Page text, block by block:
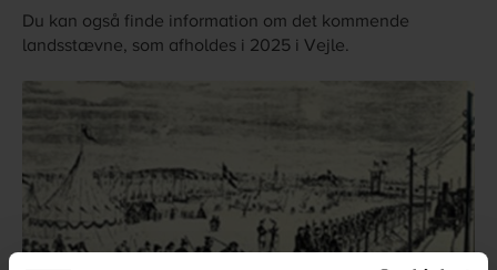
Du kan også finde information om det kommende
landsstævne, som afholdes i 2025 i Vejle.